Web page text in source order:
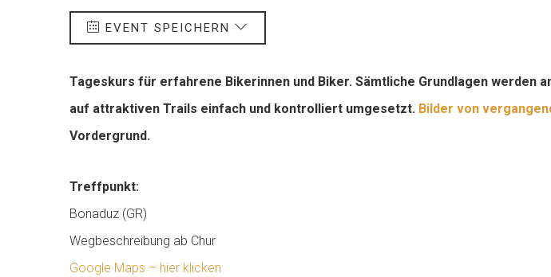
EVENT SPEICHERN
Tageskurs für erfahrene Bikerinnen und Biker. Sämtliche Grundlagen werden
auf attraktiven Trails einfach und kontrolliert umgesetzt. Bilder von
Vordergrund.
Treffpunkt:
Bonaduz (GR)
Wegbeschreibung ab Chur
Google Maps – hier klicken